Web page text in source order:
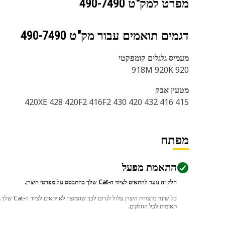
מפרט למק"ט 490-7490
דגמים תואמים עבור מק"ט 490-7490
מעמיס גלגלים קומפקטי
920 918M 920K
מטעין אבק
415 416 420XE 428 420F2 416F2 430 420 432
מפתח
התאמת מפעל
חלק זה נועד להתאים לציוד ה-Cat שלך בהתבסס על מפרטי היצרן.
תאימות לכל החלקים.